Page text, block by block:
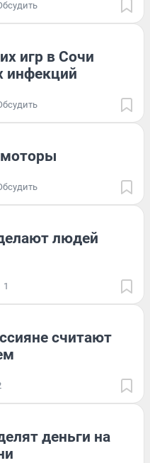
игр в Сочи
инфекций
людей
1
считают
деньги на